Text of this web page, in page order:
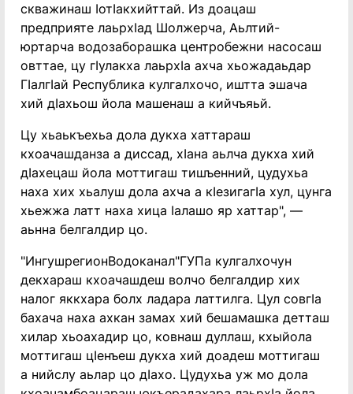
скважинаш IотIакхийттай. Из доацаш
предприяте лаьрхIад Шолжерча, Аьлтий-
юртарча водозаборашка центробежни насосаш
овттае, цу гIулакха лаьрхIа ахча хьожадаьдар
ГIалгIай Республика кулгалхочо, иштта эшача
хий дIахьош йола машенаш а кийчъяьй.
Цу хьаькъехьа дола дукха хаттараш
кхоачашданза а диссад, хIана аьлча дукха хий
дIахецаш йола моттигаш тишъенний, цудухьа
наха хих хьалуш дола ахча а кIезигагIа хул, цунга
хьежжа латт наха хица Iалашо яр хаттар", —
аьнна белгалдир цо.
"ИнгушрегионВодоканал"ГУПа кулгалхочун
декхараш кхоачашдеш волчо белгалдир хих
налог яккхара болх ладара латтилга. Цул совгIа
бахача наха ахкан замах хий бешамашка детташ
хилар хьоахадир цо, ковнаш дуллаш, кхыйола
моттигаш цIенъеш дукха хий доадеш моттигаш
а нийслу аьлар цо дIахо. Цудухьа уж мо дола